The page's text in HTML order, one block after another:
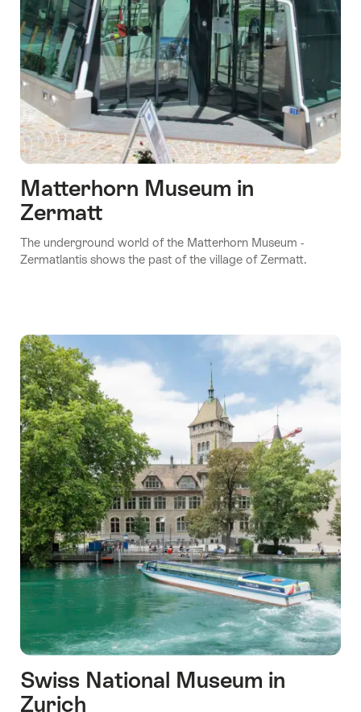
Matterhorn Museum in
Zermatt
The underground world of the Matterhorn Museum -
Zermatlantis shows the past of the village of Zermatt.
Swiss National Museum in
Zurich